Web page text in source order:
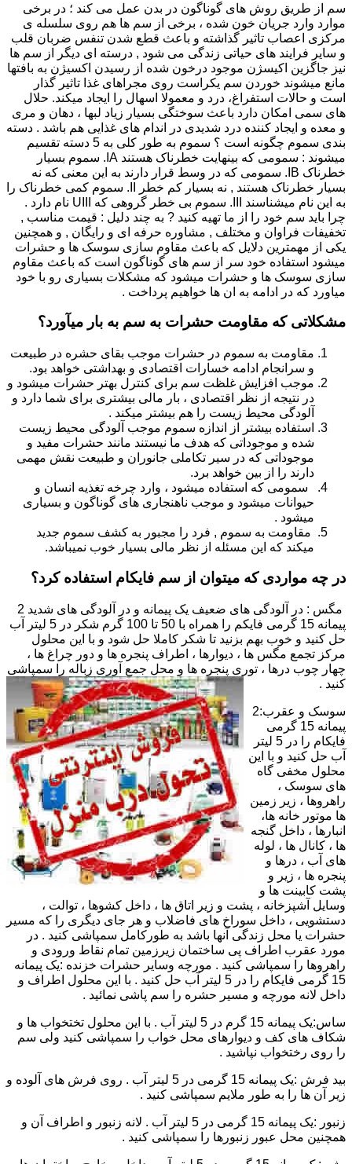
سم از طریق روش های گوناگون در بدن عمل می کند ؛ در برخی
موارد وارد جریان خون شده ، برخی از سم ها هم روی سلسله ی
مرکزی اعصاب تاثیر گذاشته و باعث قطع شدن تنفس ضربان قلب
و سایر فرایند های حیاتی زندگی می شود , درسته ای دیگر از سم ها
نیز جاگزین اکیسژن موجود درخون شده از رسیدن اکسیژن به بافتها
مانع میشوند خوردن سم یکراست روی مجراهای غذا تاثیر گذار
است و حالات استفراغ، درد و معمولا اسهال را ایجاد میکند. حلال
های سمی امکان دارد باعث سوختگی بسیار زیاد لبها ، دهان و مری
و معده و ایجاد کننده درد شدیدی در اندام های غذایی هم باشد . دسته
بندی سموم چگونه است ؟ سموم به طور کلی به 5 دسته تقسیم
میشوند : سمومی که بینهایت خطرناک هستند IA. سموم بسیار
خطرناک IB. سمومی که در وسط قرار دارند به این معنی که نه
بسیار خطرناک هستند , نه بسیار کم خطر II. سموم کمی خطرناک را
به این نام میشناسند III. سموم بی خطر گروهی که UIII نام دارد .
چرا باید سم خود را از ما تهیه کنید ? به چند دلیل : قیمت مناسب ,
تخفیفات فراوان و مختلف , مشاوره حرفه ای و رایگان , و همچنین
یکی از مهمترین دلایل که باعث مقاوم سازی سوسک ها و حشرات
میشود استفاده خود سر از سم های گوناگون است که باعث مقاوم
سازی سوسک ها و حشرات میشود که مشکلات بسیاری رو با خود
میاورد که در ادامه به ان ها خواهیم پرداخت .
مشکلاتی که مقاومت حشرات به سم به بار میآورد؟
مقاومت به سموم در حشرات موجب بقای حشره در طبیعت
و سرانجام ادامه خسارات اقتصادی و بهداشتی خواهد بود.
موجب افزایش غلظت سم برای کنترل بهتر حشرات میشود و
در نتیجه از نظر اقتصادی ، بار مالی بیشتری برای شما دارد و
آلودگی محیط زیست را هم بیشتر میکند .
استفاده بیشتر از اندازه سموم موجب آلودگی محیط زیست
شده و موجوداتی که هدف ما نیستند مانند حشرات مفید و
موجوداتی که در سیر تکاملی جانوران و طبیعت نقش مهمی
دارند را از بین خواهد برد.
سمومی که استفاده میشود ، وارد چرخه تغذیه انسان و
حیوانات میشود و موجب ناهنجاری های گوناگون و بسیاری
میشود .
مقاومت به سموم , فرد را مجبور به کشف سموم جدید
میکند که این مسئله از نظر مالی بسیار خوب نمیباشد.
در چه مواردی که میتوان از سم فایکام استفاده کرد؟
مگس : در آلودگی های ضعیف یک پیمانه و در آلودگی های شدید 2
پیمانه 15 گرمی فایکم را همراه با 50 تا 100 گرم شکر در 5 لیتر آب
حل کنید و خوب بهم بزنید تا شکر کاملا حل شود و با این محلول
مرکز تجمع مگس ها ، دیوارها ، اطراف پنجره ها و دور چراغ ها ،
چهار چوب درها ، توری پنجره ها و محل جمع آوری زباله را سمپاشی
کنید .
سوسک و عقرب:2
پیمانه 15 گرمی
فایکام را در 5 لیتر
آب حل کنید و با این
محلول مخفی گاه
های سوسک ،
راهروها ، زیر زمین
ها موتور خانه ها،
انبارها ، داخل گنجه
ها ، کانال ها ، لوله
های آب ، درها و
پنجره ها ، زیر و
پشت کابینت ها و
وسایل آشپزخانه ، پشت و زیر اتاق ها ، داخل کشوها ، توالت ،
دستشویی ، داخل سوراخ های فاضلاب و هر جای دیگری را که مسیر
حشرات یا محل زندگی آنها باشد به طورکامل سمپاشی کنید . در
مورد عقرب اطراف پی ساختمان زیرزمین تمام نقاط ورودی و
راهروها را سمپاشی کنید . مورچه وسایر حشرات خزنده :یک پیمانه
15 گرمی فایکام را در 5 لیتر آب حل کنید . با این محلول اطراف و
داخل لانه مورچه و مسیر حشره را سم پاشی نمائید .
ساس:یک پیمانه 15 گرم در 5 لیتر آب . با این محلول تختخواب ها و
شکاف های کف و دیوارهای محل خواب را سمپاشی کنید ولی سم
را روی رختخواب نپاشید .
بید فرش :یک پیمانه 15 گرمی در 5 لیتر آب . روی فرش های آلوده و
زیر آن ها را به طور ملایم سمپاشی کنید .
زنبور :یک پیمانه 15 گرمی در 5 لیتر آب . لانه زنبور و اطراف آن و
همچنین محل عبور زنبورها را سمپاشی کنید .